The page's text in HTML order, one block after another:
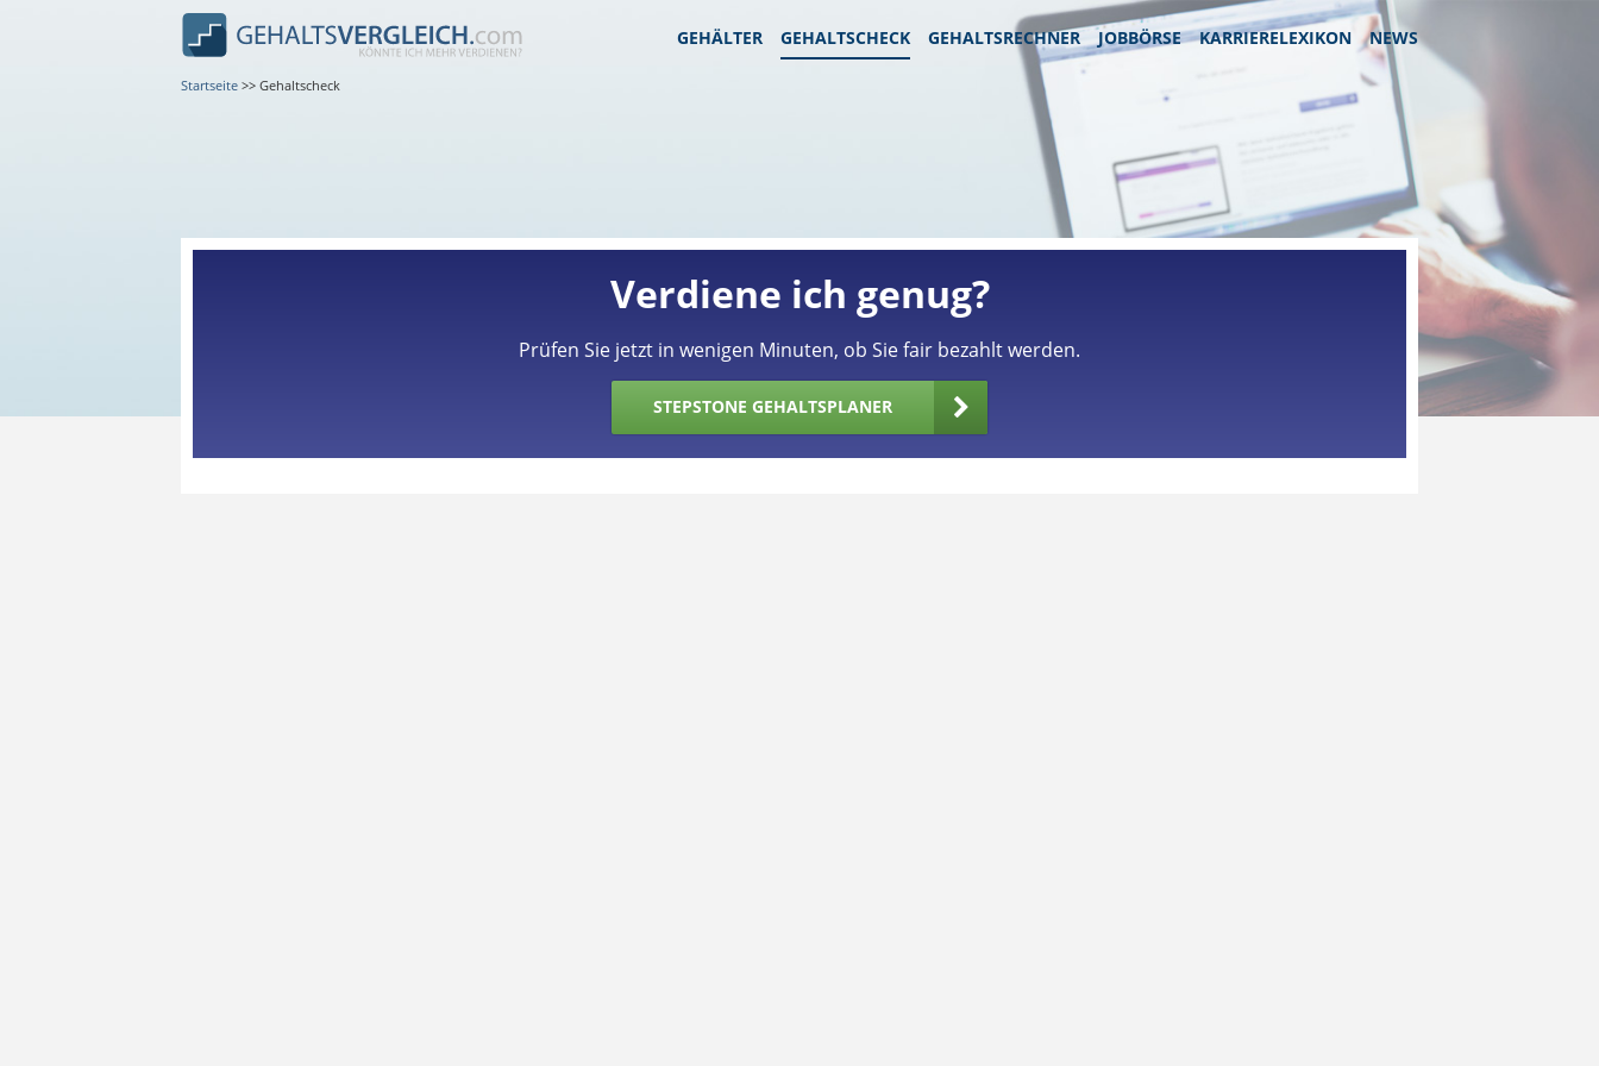
GEHÄLTER GEHALTSCHECK GEHALTSRECHNER JOBBÖRSE KARRIERELEXIKON NEWS
Startseite >> Gehaltscheck
Verdiene ich genug?
Prüfen Sie jetzt in wenigen Minuten, ob Sie fair bezahlt werden.
STEPSTONE GEHALTSPLANER